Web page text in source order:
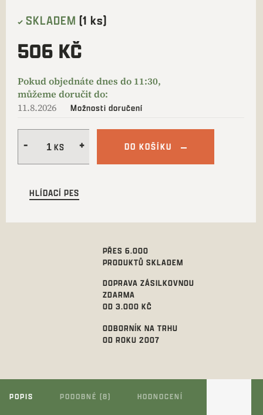
SKLADEM (1 ks)
506 KČ
11.8.2026 Možnosti doručení
DO KOŠÍKU
HLÍDACÍ PES
PŘES 6.000
PRODUKTŮ SKLADEM
DOPRAVA ZÁSILKOVNOU
ZDARMA
OD 3.000 KČ
ODBORNÍK NA TRHU
OD ROKU 2007
POPIS PODOBNÉ (8) HODNOCENÍ